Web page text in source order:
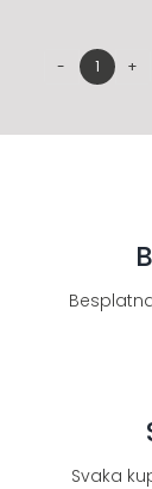
Hogan
Svaka